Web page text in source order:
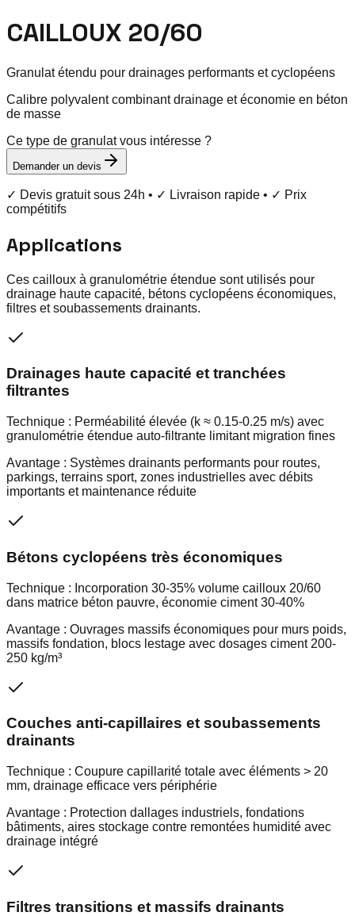
CAILLOUX 20/60
Granulat étendu pour drainages performants et cyclopéens
Calibre polyvalent combinant drainage et économie en béton
de masse
Ce type de granulat vous intéresse ?
Demander un devis
✓ Devis gratuit sous 24h • ✓ Livraison rapide • ✓ Prix
compétitifs
Applications
Ces cailloux à granulométrie étendue sont utilisés pour
drainage haute capacité, bétons cyclopéens économiques,
filtres et soubassements drainants.
Drainages haute capacité et tranchées
filtrantes
Technique : Perméabilité élevée (k ≈ 0.15-0.25 m/s) avec
granulométrie étendue auto-filtrante limitant migration fines
Avantage : Systèmes drainants performants pour routes,
parkings, terrains sport, zones industrielles avec débits
importants et maintenance réduite
Bétons cyclopéens très économiques
Technique : Incorporation 30-35% volume cailloux 20/60
dans matrice béton pauvre, économie ciment 30-40%
Avantage : Ouvrages massifs économiques pour murs poids,
massifs fondation, blocs lestage avec dosages ciment 200-
250 kg/m³
Couches anti-capillaires et soubassements
drainants
Technique : Coupure capillarité totale avec éléments > 20
mm, drainage efficace vers périphérie
Avantage : Protection dallages industriels, fondations
bâtiments, aires stockage contre remontées humidité avec
drainage intégré
Filtres transitions et massifs drainants